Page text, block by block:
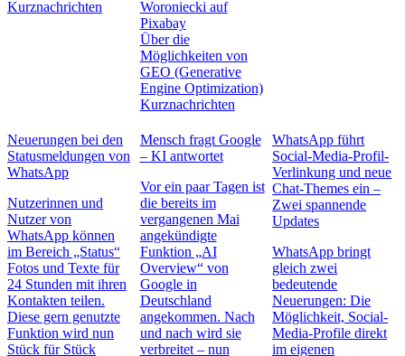
Kurznachrichten
Über die
Möglichkeiten von
GEO (Generative
Engine Optimization)
Kurznachrichten
Neuerungen bei den
Statusmeldungen von
WhatsApp
Nutzerinnen und
Nutzer von
WhatsApp können
im Bereich „Status“
Fotos und Texte für
24 Stunden mit ihren
Kontakten teilen.
Diese gern genutzte
Funktion wird nun
Stück für Stück
Mensch fragt Google
– KI antwortet
Vor ein paar Tagen ist
die bereits im
vergangenen Mai
angekündigte
Funktion „AI
Overview“ von
Google in
Deutschland
angekommen. Nach
und nach wird sie
verbreitet – nun
WhatsApp führt
Social-Media-Profil-
Verlinkung und neue
Chat-Themes ein –
Zwei spannende
Updates
WhatsApp bringt
gleich zwei
bedeutende
Neuerungen: Die
Möglichkeit, Social-
Media-Profile direkt
im eigenen